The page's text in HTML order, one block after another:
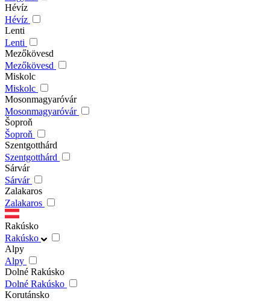
Hévíz
Hévíz
Lenti
Lenti
Mezőkövesd
Mezőkövesd
Miskolc
Miskolc
Mosonmagyaróvár
Mosonmagyaróvár
Šoproň
Šoproň
Szentgotthárd
Szentgotthárd
Sárvár
Sárvár
Zalakaros
Zalakaros
Rakúsko
Rakúsko
Alpy
Alpy
Dolné Rakúsko
Dolné Rakúsko
Korutánsko